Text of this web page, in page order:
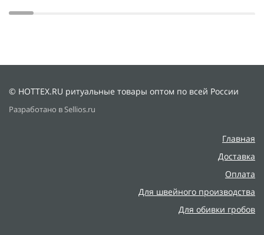
© HOTTEX.RU ритуальные товары оптом по всей России
Разработано в Sellios.ru
Главная
Доставка
Оплата
Для швейного производства
Для обивки гробов